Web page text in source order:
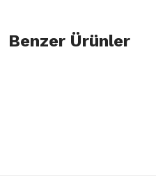
öneri formunu kullanarak
Bu ürüne benzer farklı
Benzer Ürünler